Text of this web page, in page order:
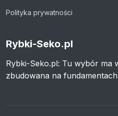
Polityka prywatności
Rybki-Seko.pl
Rybki-Seko.pl: Tu wybór ma
zbudowana na